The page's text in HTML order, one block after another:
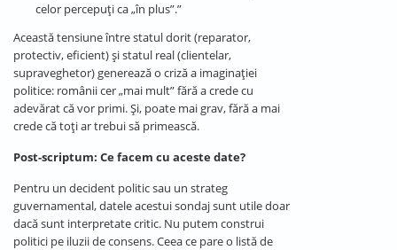
celor percepuți ca „în plus”.”
Această tensiune între statul dorit (reparator,
protectiv, eficient) și statul real (clientelar,
supraveghetor) generează o criză a imaginației
politice: românii cer „mai mult” fără a crede cu
adevărat că vor primi. Și, poate mai grav, fără a mai
crede că toți ar trebui să primească.
Post-scriptum: Ce facem cu aceste date?
Pentru un decident politic sau un strateg
guvernamental, datele acestui sondaj sunt utile doar
dacă sunt interpretate critic. Nu putem construi
politici pe iluzii de consens. Ceea ce pare o listă de